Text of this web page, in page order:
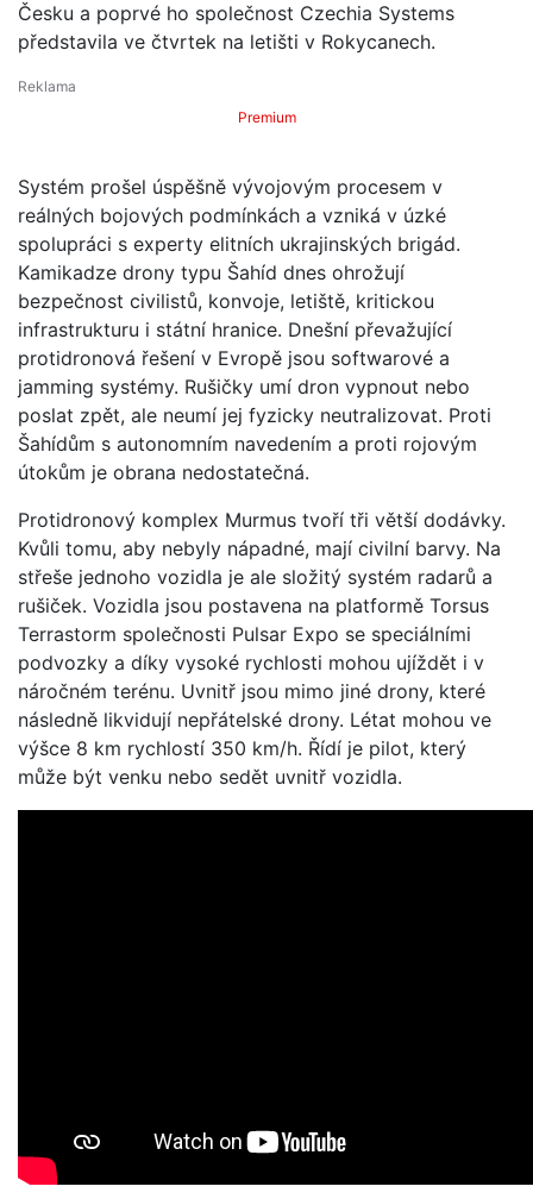
Česku a poprvé ho společnost Czechia Systems
představila ve čtvrtek na letišti v Rokycanech.
Premium
Systém prošel úspěšně vývojovým procesem v
reálných bojových podmínkách a vzniká v úzké
spolupráci s experty elitních ukrajinských brigád.
Kamikadze drony typu Šahíd dnes ohrožují
bezpečnost civilistů, konvoje, letiště, kritickou
infrastrukturu i státní hranice. Dnešní převažující
protidronová řešení v Evropě jsou softwarové a
jamming systémy. Rušičky umí dron vypnout nebo
poslat zpět, ale neumí jej fyzicky neutralizovat. Proti
Šahídům s autonomním navedením a proti rojovým
útokům je obrana nedostatečná.
Protidronový komplex Murmus tvoří tři větší dodávky.
Kvůli tomu, aby nebyly nápadné, mají civilní barvy. Na
střeše jednoho vozidla je ale složitý systém radarů a
rušiček. Vozidla jsou postavena na platformě Torsus
Terrastorm společnosti Pulsar Expo se speciálními
podvozky a díky vysoké rychlosti mohou ujíždět i v
náročném terénu. Uvnitř jsou mimo jiné drony, které
následně likvidují nepřátelské drony. Létat mohou ve
výšce 8 km rychlostí 350 km/h. Řídí je pilot, který
může být venku nebo sedět uvnitř vozidla.